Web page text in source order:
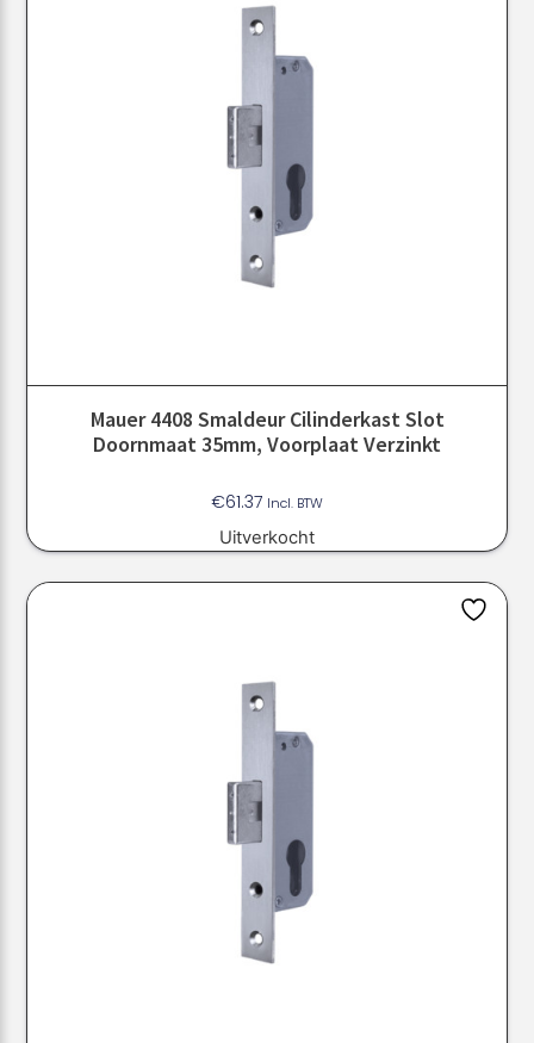
Mauer 4408 Smaldeur Cilinderkast Slot
Doornmaat 35mm, Voorplaat Verzinkt
€61.37 Incl. BTW
Uitverkocht